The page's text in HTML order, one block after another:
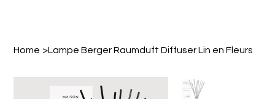
Home >Lampe Berger Raumduft Diffuser Lin en Fleurs